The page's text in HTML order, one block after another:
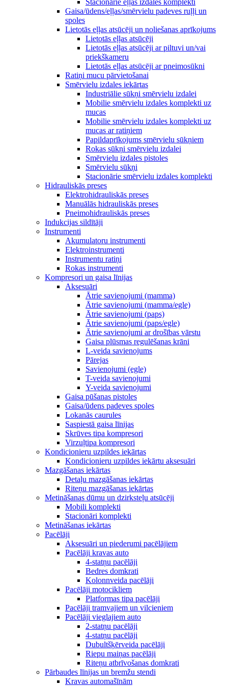
Gaisa/ūdens/eļļas/smērvielu padeves ruļļi un
spoles
Lietotās eļļas atsūcēji un noliešanas aprīkojums
Lietotās eļļas atsūcēji
Lietotās eļļas atsūcēji ar piltuvi un/vai
priekškameru
Lietotās eļļas atsūcēji ar pneimosūkni
Ratiņi mucu pārvietošanai
Smērvielu izdales iekārtas
Industriālie sūkņi smērvielu izdalei
Mobilie smērvielu izdales komplekti uz
mucas
Mobilie smērvielu izdales komplekti uz
mucas ar ratiņiem
Papildaprīkojums smērvielu sūkņiem
Rokas sūkņi smērvielu izdalei
Smērvielu izdales pistoles
Smērvielu sūkņi
Stacionārie smērvielu izdales komplekti
Hidrauliskās preses
Elektrohidrauliskās preses
Manuālās hidrauliskās preses
Pneimohidrauliskās preses
Indukcijas sildītāji
Instrumenti
Akumulatoru instrumenti
Elektroinstrumenti
Instrumentu ratiņi
Rokas instrumenti
Kompresori un gaisa līnijas
Aksesuāri
Ātrie savienojumi (mamma)
Ātrie savienojumi (mamma/egle)
Ātrie savienojumi (paps)
Ātrie savienojumi (paps/egle)
Ātrie savienojumi ar drošības vārstu
Gaisa plūsmas regulēšanas krāni
L-veida savienojums
Pārejas
Savienojumi (egle)
T-veida savienojumi
Y-veida savienojumi
Gaisa pūšanas pistoles
Gaisa/ūdens padeves spoles
Lokanās caurules
Saspiestā gaisa līnijas
Skrūves tipa kompresori
Virzuļtipa kompresori
Kondicionieru uzpildes iekārtas
Kondicionieru uzpildes iekārtu aksesuāri
Mazgāšanas iekārtas
Detaļu mazgāšanas iekārtas
Riteņu mazgāšanas iekārtas
Metināšanas dūmu un dzirksteļu atsūcēji
Mobili komplekti
Stacionāri komplekti
Metināšanas iekārtas
Pacēlāji
Aksesuāri un piederumi pacēlājiem
Pacēlāji kravas auto
4-statņu pacēlāji
Bedres domkrati
Kolonnveida pacēlāji
Pacēlāji motocikliem
Platformas tipa pacēlāji
Pacēlāji tramvajiem un vilcieniem
Pacēlāji vieglajiem auto
2-statņu pacēlāji
4-statņu pacēlāji
Dubultšķērveida pacēlāji
Riepu maiņas pacēlāji
Riteņu atbrīvošanas domkrati
Pārbaudes līnijas un bremžu stendi
Kravas automašīnām